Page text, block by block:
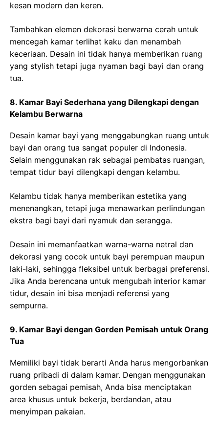
kesan modern dan keren.
Tambahkan elemen dekorasi berwarna cerah untuk
mencegah kamar terlihat kaku dan menambah
keceriaan. Desain ini tidak hanya memberikan ruang
yang stylish tetapi juga nyaman bagi bayi dan orang
tua.
8. Kamar Bayi Sederhana yang Dilengkapi dengan
Kelambu Berwarna
Desain kamar bayi yang menggabungkan ruang untuk
bayi dan orang tua sangat populer di Indonesia.
Selain menggunakan rak sebagai pembatas ruangan,
tempat tidur bayi dilengkapi dengan kelambu.
Kelambu tidak hanya memberikan estetika yang
menenangkan, tetapi juga menawarkan perlindungan
ekstra bagi bayi dari nyamuk dan serangga.
Desain ini memanfaatkan warna-warna netral dan
dekorasi yang cocok untuk bayi perempuan maupun
laki-laki, sehingga fleksibel untuk berbagai preferensi.
Jika Anda berencana untuk mengubah interior kamar
tidur, desain ini bisa menjadi referensi yang
sempurna.
9. Kamar Bayi dengan Gorden Pemisah untuk Orang
Tua
Memiliki bayi tidak berarti Anda harus mengorbankan
ruang pribadi di dalam kamar. Dengan menggunakan
gorden sebagai pemisah, Anda bisa menciptakan
area khusus untuk bekerja, berdandan, atau
menyimpan pakaian.